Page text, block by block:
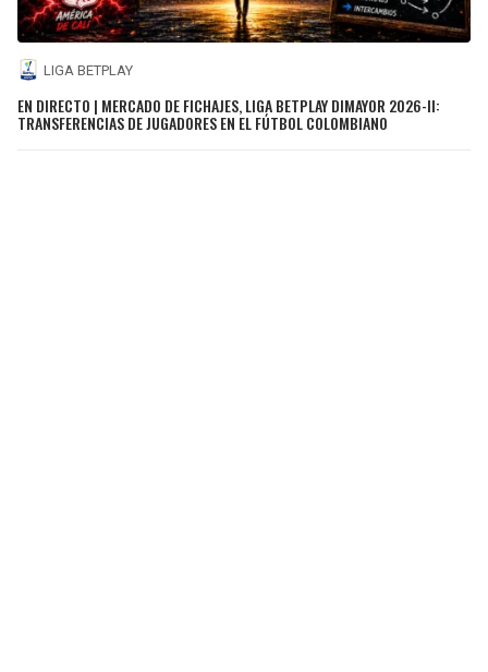
LIGA BETPLAY
EN DIRECTO | MERCADO DE FICHAJES, LIGA BETPLAY DIMAYOR 2026-II:
TRANSFERENCIAS DE JUGADORES EN EL FÚTBOL COLOMBIANO